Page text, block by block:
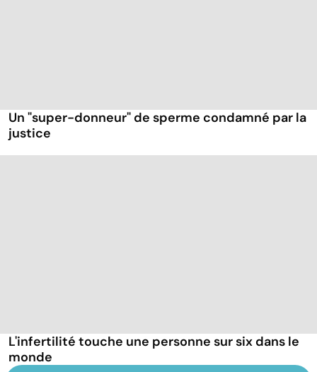
Un "super-donneur" de sperme condamné par la
justice
L'infertilité touche une personne sur six dans le
monde